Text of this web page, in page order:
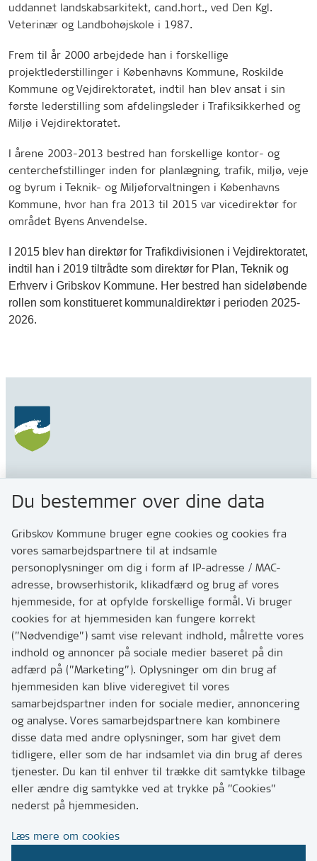
uddannet landskabsarkitekt, cand.hort., ved Den Kgl.
Veterinær og Landbohøjskole i 1987.
Frem til år 2000 arbejdede han i forskellige
projektlederstillinger i Københavns Kommune, Roskilde
Kommune og Vejdirektoratet, indtil han blev ansat i sin
første lederstilling som afdelingsleder i Trafiksikkerhed og
Miljø i Vejdirektoratet.
I årene 2003-2013 bestred han forskellige kontor- og
centerchefstillinger inden for planlægning, trafik, miljø, veje
og byrum i Teknik- og Miljøforvaltningen i Københavns
Kommune, hvor han fra 2013 til 2015 var vicedirektør for
området Byens Anvendelse.
I 2015 blev han direktør for Trafikdivisionen i Vejdirektoratet,
indtil han i 2019 tiltrådte som direktør for Plan, Teknik og
Erhverv i Gribskov Kommune. Her bestred han sideløbende
rollen som konstitueret kommunaldirektør i perioden 2025-
2026.
Gribskov Kommune
Rådhusvej 3
3200 Helsinge
Kontakt
Skriv til os via Digital Post
Har du brug for at komme i kontakt med os? Se her
hvordan
Tip os om huller i vejen eller andet
T:7249 6000
Bemærk: vi har mange opkald mellem kl. 10 og 11
Links
Tilgængelighedserklæring
Cookies
CVR, EAN og betaling
Du bestemmer over dine data
Gribskov Kommune bruger egne cookies og cookies fra
vores samarbejdspartnere til at indsamle
personoplysninger om dig i form af IP-adresse / MAC-
adresse, browserhistorik, klikadfærd og brug af vores
hjemmeside, for at opfylde forskellige formål. Vi bruger
cookies for at hjemmesiden kan fungere korrekt
(”Nødvendige”) samt vise relevant indhold, målrette vores
indhold og annoncer på sociale medier baseret på din
adfærd på (”Marketing”). Oplysninger om din brug af
hjemmesiden kan blive videregivet til vores
samarbejdspartner inden for sociale medier, annoncering
og analyse. Vores samarbejdspartnere kan kombinere
disse data med andre oplysninger, som har givet dem
tidligere, eller som de har indsamlet via din brug af deres
tjenester. Du kan til enhver til trække dit samtykke tilbage
eller ændre dig samtykke ved at trykke på ”Cookies”
nederst på hjemmesiden.
Læs mere om cookies